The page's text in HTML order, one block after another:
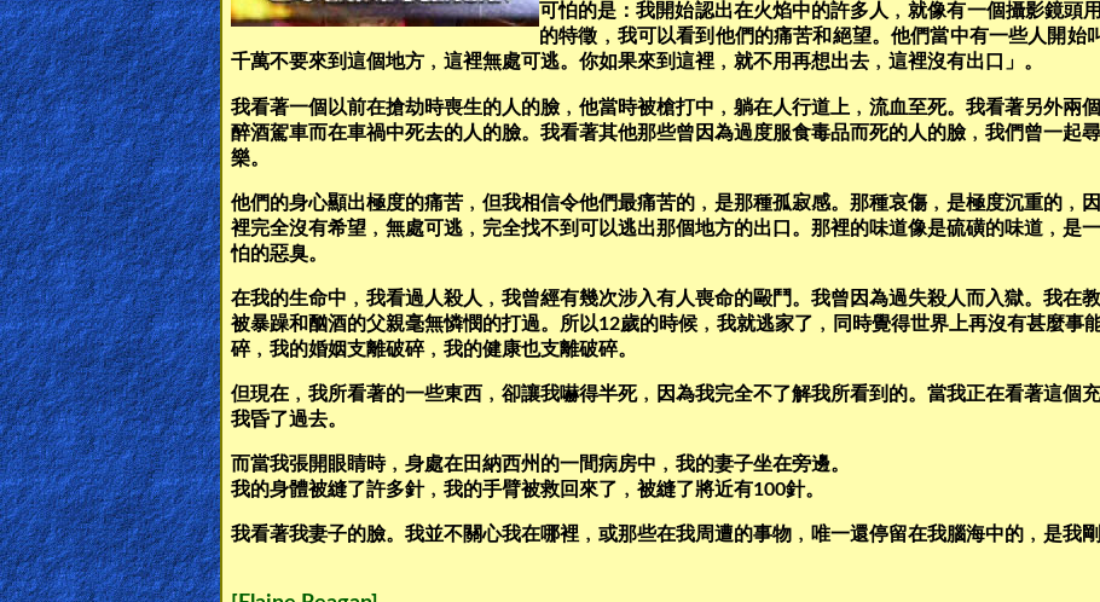
Random
Video
Ask
AI
Bible
Questions
Something
Funny...
2nd
Page,
Older
Material
可怕的是：我開始認出在火焰中的許多人﹐就像有一個攝影鏡頭
的特徵﹐我可以看到他們的痛苦和絕望。他們當中有一些人開始
千萬不要來到這個地方﹐這裡無處可逃。你如果來到這裡﹐就不用再想出去﹐這裡沒有出口」。
我看著一個以前在搶劫時喪生的人的臉﹐他當時被槍打中﹐躺在人行道上﹐流血至死。我看著另外兩
醉酒駕車而在車禍中死去的人的臉。我看著其他那些曾因為過度服食毒品而死的人的臉﹐我們曾一起
樂。
他們的身心顯出極度的痛苦﹐但我相信令他們最痛苦的﹐是那種孤寂感。那種哀傷﹐是極度沉重的﹐
裡完全沒有希望﹐無處可逃﹐完全找不到可以逃出那個地方的出口。那裡的味道像是硫磺的味道﹐是一
怕的惡臭。
在我的生命中﹐我看過人殺人﹐我曾經有幾次涉入有人喪命的毆鬥。我曾因為過失殺人而入獄。我在
被暴躁和酗酒的父親毫無憐憫的打過。所以12歲的時候﹐我就逃家了﹐同時覺得世界上再沒有甚麼事
碎﹐我的婚姻支離破碎﹐我的健康也支離破碎。
但現在﹐我所看著的一些東西﹐卻讓我嚇得半死﹐因為我完全不了解我所看到的。當我正在看著這個
我昏了過去。
而當我張開眼睛時﹐身處在田納西州的一間病房中﹐我的妻子坐在旁邊。
我的身體被縫了許多針﹐我的手臂被救回來了﹐被縫了將近有100針。
我看著我妻子的臉。我並不關心我在哪裡﹐或那些在我周遭的事物﹐唯一還停留在我腦海中的﹐是我